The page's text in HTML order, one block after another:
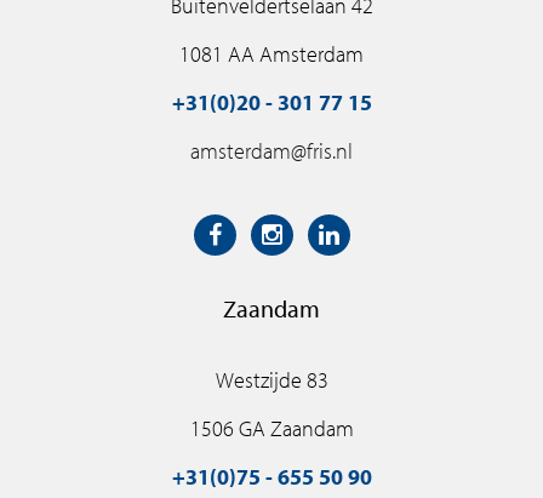
1081 AA Amsterdam
+31(0)20 - 301 77 15
amsterdam@fris.nl
Zaandam
Westzijde 83
1506 GA Zaandam
+31(0)75 - 655 50 90